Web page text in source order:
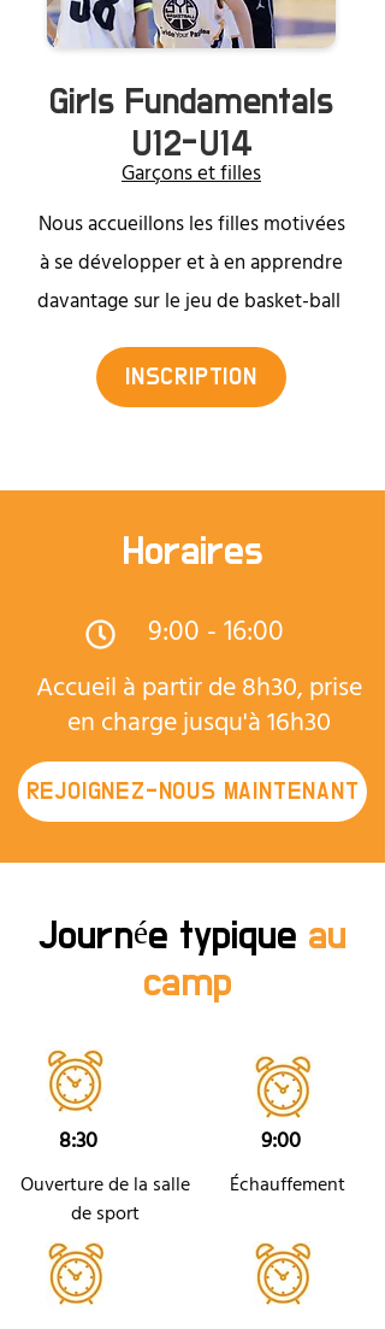
Girls Fundamentals
U12-U14
Garçons et filles
Nous accueillons les filles motivées
à se développer et à en apprendre
davantage sur le jeu de basket-ball
INSCRIPTION
Horaires
9:00 - 16:00
Accueil à partir de 8h30, prise
en charge jusqu'à 16h30
REJOIGNEZ-NOUS MAINTENANT
Journée typique au
camp
8:30
Ouverture de la salle
de sport
9:00
Échauffement